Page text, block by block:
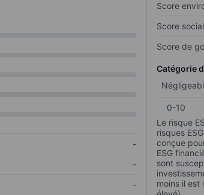
-
-
-
Score
Score social
Score de
Catégorie
0-10
Le risque
risques
conçue
ESG
sont
moins il est